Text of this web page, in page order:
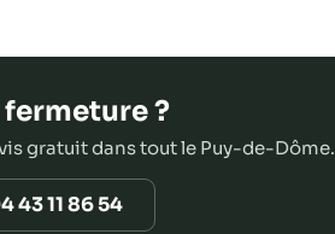
?
gratuit dans tout le Puy-de-Dôme.
43 11 86 54